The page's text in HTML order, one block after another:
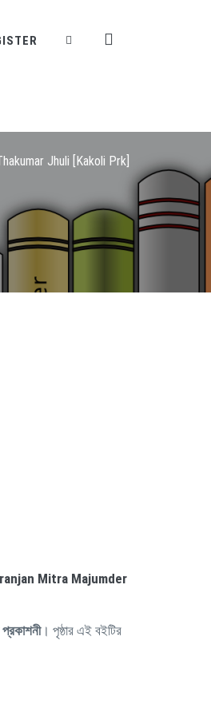
Jhuli [Kakoli Prk]
Mitra Majumder
। পৃষ্ঠার এই বইটির